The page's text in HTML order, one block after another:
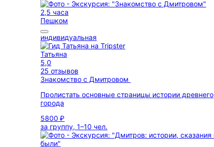
2,5 часа
Пешком
индивидуальная
Татьяна
5,0
25 отзывов
Знакомство с Дмитровом
Пролистать основные страницы истории древнего
города
5800 ₽
за группу, 1–10 чел.